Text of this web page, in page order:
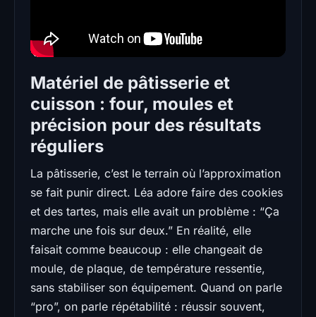
Matériel de pâtisserie et
cuisson : four, moules et
précision pour des résultats
réguliers
La pâtisserie, c’est le terrain où l’approximation
se fait punir direct. Léa adore faire des cookies
et des tartes, mais elle avait un problème : “Ça
marche une fois sur deux.” En réalité, elle
faisait comme beaucoup : elle changeait de
moule, de plaque, de température ressentie,
sans stabiliser son équipement. Quand on parle
“pro”, on parle répétabilité : réussir souvent,